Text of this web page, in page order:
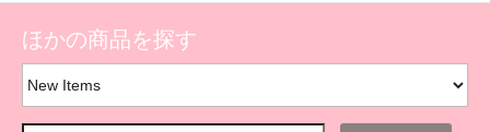
ほかの商品を探す